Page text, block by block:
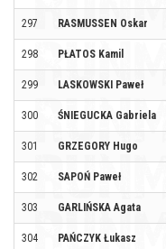
297 RASMUSSEN Oskar
298 PŁATOS Kamil
299 LASKOWSKI Paweł
300 ŚNIEGUCKA Gabriela
301 GRZEGORY Hugo
302 SAPOŃ Paweł
303 GARLIŃSKA Agata
304 PAŃCZYK Łukasz